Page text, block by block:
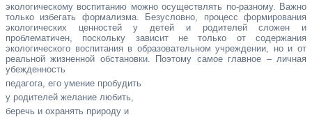
экологическому воспитанию можно осуществлять по-разному. Важно
только избегать формализма. Безусловно, процесс формирования
экологических ценностей у детей и родителей сложен и
проблематичен, поскольку зависит не только от содержания
экологического воспитания в образовательном учреждении, но и от
реальной жизненной обстановки. Поэтому самое главное – личная
убежденность
педагога, его умение пробудить
у родителей желание любить,
беречь и охранять природу и